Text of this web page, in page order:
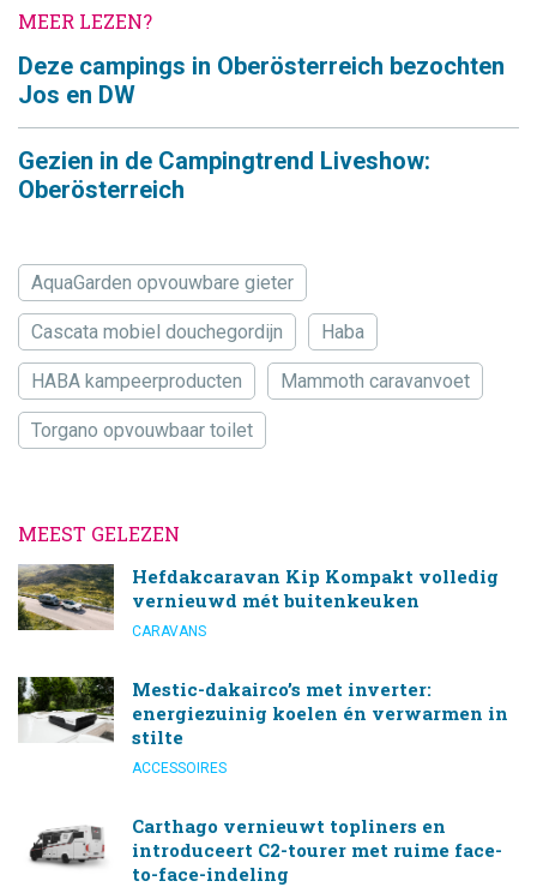
MEER LEZEN?
Deze campings in Oberösterreich bezochten
Jos en DW
Gezien in de Campingtrend Liveshow:
Oberösterreich
AquaGarden opvouwbare gieter
Cascata mobiel douchegordijn Haba
HABA kampeerproducten Mammoth caravanvoet
Torgano opvouwbaar toilet
MEEST GELEZEN
Hefdakcaravan Kip Kompakt volledig
vernieuwd mét buitenkeuken
CARAVANS
Mestic-dakairco’s met inverter:
energiezuinig koelen én verwarmen in
stilte
ACCESSOIRES
Carthago vernieuwt topliners en
introduceert C2-tourer met ruime face-
to-face-indeling